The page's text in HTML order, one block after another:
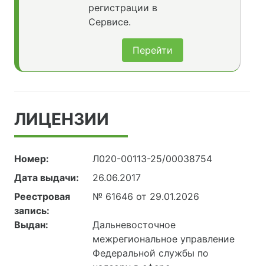
регистрации в
Сервисе.
Перейти
ЛИЦЕНЗИИ
Номер:
Л020-00113-25/00038754
Дата выдачи:
26.06.2017
Реестровая
запись:
№ 61646 от 29.01.2026
Выдан:
Дальневосточное
межрегиональное управление
Федеральной службы по